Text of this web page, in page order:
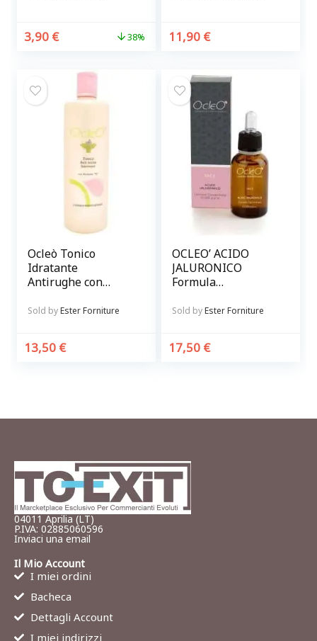
3,90 € 38% 11,90 €
Ocleò Tonico
Idratante
Antirughe con
Sold byEster Forniture
13,50 €
OCLEO’ ACIDO
JALURONICO
Formula
p.p.m.
Sold byEster Forniture
17,50 €
04011 Aprilia (LT)
P.IVA: 02885060596
Inviaci una email
Il Mio Account
I miei ordini
Bacheca
Dettagli Account
I miei indirizzi